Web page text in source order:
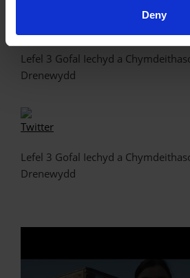
Deny
Lefel 3 Gofal Iechyd a
Drenewydd
Lefel 3 Gofal Iechyd a
Drenewydd